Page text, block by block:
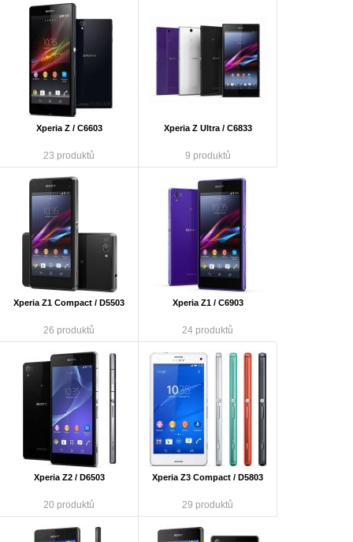
Xperia Z / C6603
23 produktů
Xperia Z Ultra / C6833
9 produktů
Xperia Z1 Compact / D5503
26 produktů
Xperia Z1 / C6903
24 produktů
Xperia Z2 / D6503
20 produktů
Xperia Z3 Compact / D5803
29 produktů